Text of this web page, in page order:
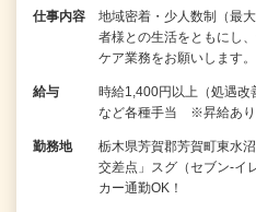
仕事内容
地域密着・少人数制（最
者様との生活をともにし
ケア業務をお願いします
給与
時給1,400円以上（処遇改
など各種手当 ※昇給あり
勤務地
栃木県芳賀郡芳賀町東
交差点」スグ（セブン-
カー通勤OK！